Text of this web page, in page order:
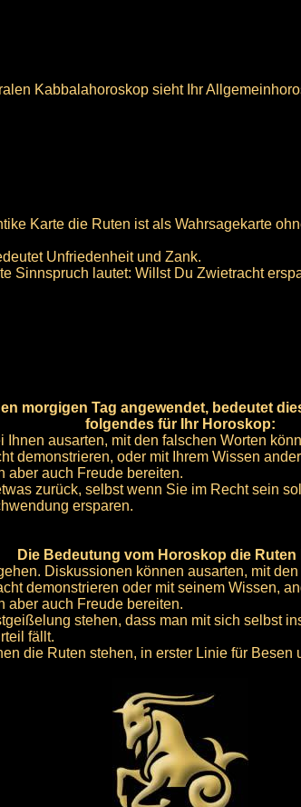
Kabbalahoroskop sieht Ihr
Karte die Ruten ist als Wahrsagekarte
Unfriedenheit und Zank.
Sinnspruch lautet: Willst Du Zwietracht
morgigen Tag angewendet, bedeutet
folgendes für Ihr Horoskop:
ausarten, mit den falschen Worten
demonstrieren, oder mit Ihrem Wissen
aber auch Freude bereiten.
zurück, selbst wenn Sie im Recht sein
ersparen.
Die Bedeutung vom Horoskop die Ruten
Diskussionen können ausarten, mit
demonstrieren oder mit seinem Wissen,
aber auch Freude bereiten.
stehen, dass man mit sich selbst
fällt.
die Ruten stehen, in erster Linie für Besen